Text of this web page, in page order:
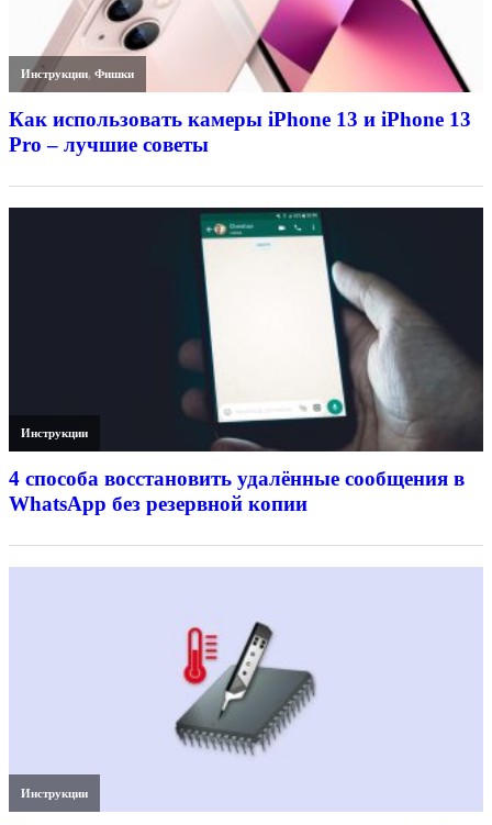
Инструкции,Фишки
Как использовать камеры iPhone 13 и iPhone 13
Pro – лучшие советы
Инструкции
4 способа восстановить удалённые сообщения в
WhatsApp без резервной копии
Инструкции